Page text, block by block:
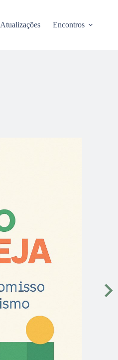
Atualizações Encontros